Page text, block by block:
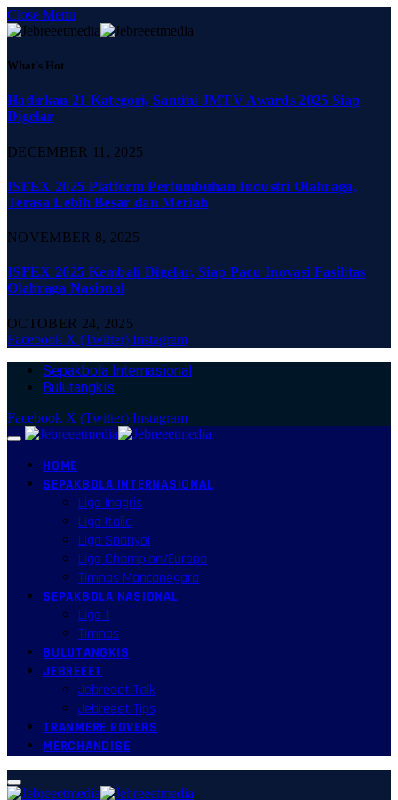
Close Menu
What's Hot
Hadirkan 21 Kategori, Santini JMTV Awards 2025 Siap
Digelar
DECEMBER 11, 2025
ISFEX 2025 Platform Pertumbuhan Industri Olahraga,
Terasa Lebih Besar dan Meriah
NOVEMBER 8, 2025
ISFEX 2025 Kembali Digelar, Siap Pacu Inovasi Fasilitas
Olahraga Nasional
OCTOBER 24, 2025
Facebook X (Twitter) Instagram
Sepakbola Internasional
Bulutangkis
Facebook X (Twitter) Instagram
HOME
SEPAKBOLA INTERNASIONAL
Liga Inggris
Liga Italia
Liga Spanyol
Liga Champion/Europa
Timnas Mancanegara
SEPAKBOLA NASIONAL
Liga 1
Timnas
BULUTANGKIS
JEBREEET
Jebreeet Talk
Jebreeet Tips
TRANMERE ROVERS
MERCHANDISE